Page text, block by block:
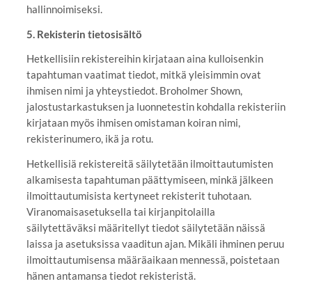
hallinnoimiseksi.
5. Rekisterin tietosisältö
Hetkellisiin rekistereihin kirjataan aina kulloisenkin
tapahtuman vaatimat tiedot, mitkä yleisimmin ovat
ihmisen nimi ja yhteystiedot. Broholmer Shown,
jalostustarkastuksen ja luonnetestin kohdalla rekisteriin
kirjataan myös ihmisen omistaman koiran nimi,
rekisterinumero, ikä ja rotu.
Hetkellisiä rekistereitä säilytetään ilmoittautumisten
alkamisesta tapahtuman päättymiseen, minkä jälkeen
ilmoittautumisista kertyneet rekisterit tuhotaan.
Viranomaisasetuksella tai kirjanpitolailla
säilytettäväksi määritellyt tiedot säilytetään näissä
laissa ja asetuksissa vaaditun ajan. Mikäli ihminen peruu
ilmoittautumisensa määräaikaan mennessä, poistetaan
hänen antamansa tiedot rekisteristä.